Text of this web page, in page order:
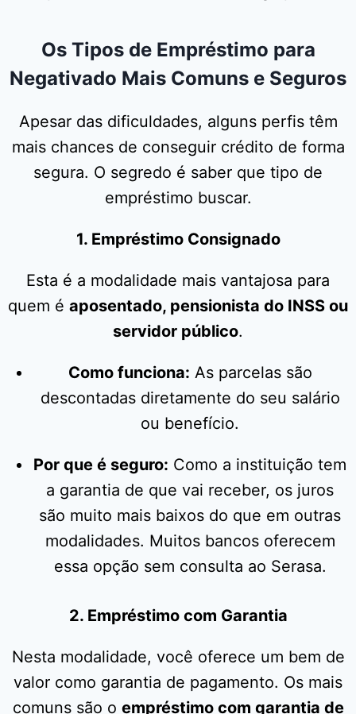
Os Tipos de Empréstimo para
Negativado Mais Comuns e Seguros
Apesar das dificuldades, alguns perfis têm
mais chances de conseguir crédito de forma
segura. O segredo é saber que tipo de
empréstimo buscar.
1. Empréstimo Consignado
Esta é a modalidade mais vantajosa para
quem é aposentado, pensionista do INSS ou
servidor público.
Como funciona: As parcelas são
descontadas diretamente do seu salário
ou benefício.
Por que é seguro: Como a instituição tem
a garantia de que vai receber, os juros
são muito mais baixos do que em outras
modalidades. Muitos bancos oferecem
essa opção sem consulta ao Serasa.
2. Empréstimo com Garantia
Nesta modalidade, você oferece um bem de
valor como garantia de pagamento. Os mais
comuns são o empréstimo com garantia de